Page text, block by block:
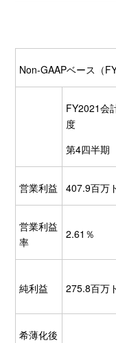
Non-GAAPベース（
FY2021会
度
第4四半期
営業利益 407.9百万
営業利益
率
2.61％
純利益 275.8百万
希薄化後